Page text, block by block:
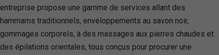
entreprise propose une gamme de services allant des
hammams traditionnels, enveloppements au savon noir,
gommages corporels, à des massages aux pierres chaudes et
des épilations orientales, tous conçus pour procurer une